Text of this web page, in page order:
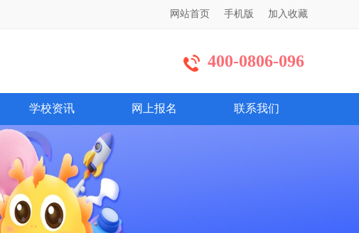
网站首页 手机版 加入收藏
400-0806-096
学校资讯 网上报名 联系我们